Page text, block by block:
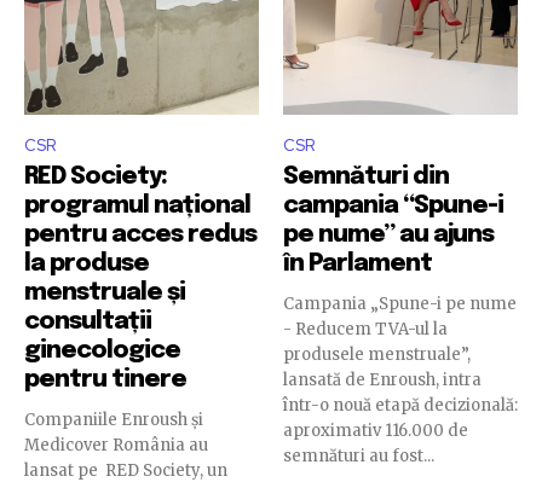
CSR
RED Society:
programul național
pentru acces redus
la produse
menstruale și
consultații
ginecologice
pentru tinere
Companiile Enroush și
Medicover România au
lansat pe RED Society, un
CSR
Semnături din
campania “Spune-i
pe nume” au ajuns
în Parlament
Campania „Spune-i pe nume
- Reducem TVA-ul la
produsele menstruale”,
lansată de Enroush, intra
într-o nouă etapă decizională:
aproximativ 116.000 de
semnături au fost...